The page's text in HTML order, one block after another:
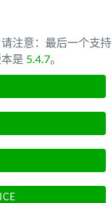
注意：最后一个支持
是 5.4.7。